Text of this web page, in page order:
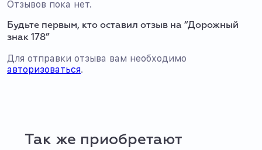
Отзывов пока нет.
Будьте первым, кто оставил отзыв на “Дорожный
знак 178”
Для отправки отзыва вам необходимо
авторизоваться.
Так же приобретают